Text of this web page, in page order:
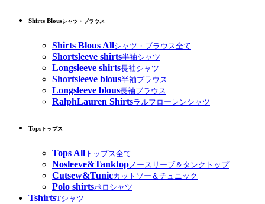
Shirts Blousシャツ・ブラウス
Shirts Blous Allシャツ・ブラウス全て
Shortsleeve shirts半袖シャツ
Longsleeve shirts長袖シャツ
Shortsleeve blous半袖ブラウス
Longsleeve blous長袖ブラウス
RalphLauren Shirtsラルフローレンシャツ
Tops トップス
Tops All トップス全て
Nosleeve&Tanktopノースリーブ＆タンクトップ
Cutsew&Tunicカットソー＆チュニック
Polo shirtsポロシャツ
TshirtsTシャツ